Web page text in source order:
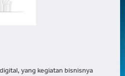
yang kegiatan bisnisnya